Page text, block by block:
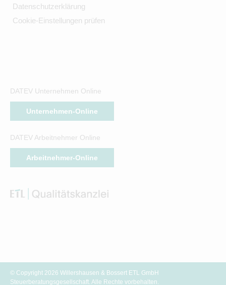
Datenschutzerklärung
Cookie-Einstellungen prüfen
DATEV Unternehmen Online
Unternehmen-Online
DATEV Arbeitnehmer Online
Arbeitnehmer-Online
© Copyright 2026 Willershausen & Bossert ETL GmbH
Steuerberatungsgesellschaft. Alle Rechte vorbehalten.